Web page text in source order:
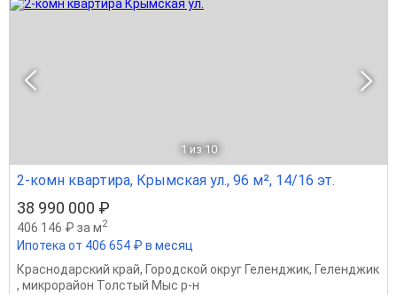
1 из 10
2-комн квартира, Крымская ул., 96 м², 14/16 эт.
38 990 000 ₽
406 146 ₽ за м2
Ипотека от 406 654 ₽ в месяц
Краснодарский край, Городской округ Геленджик, Геленджик
, микрорайон Толстый Мыс р-н